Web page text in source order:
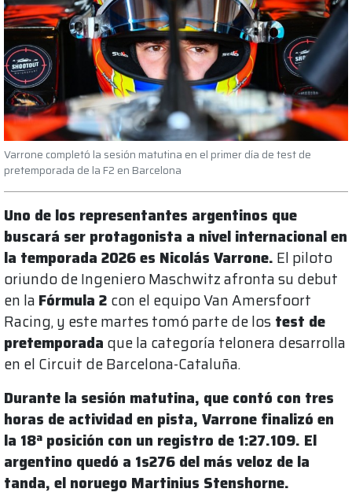
Varrone completó la sesión matutina en el primer día de test de
pretemporada de la F2 en Barcelona
Uno de los representantes argentinos que
buscará ser protagonista a nivel internacional en
la temporada 2026 es Nicolás Varrone. El piloto
oriundo de Ingeniero Maschwitz afronta su debut
en la Fórmula 2 con el equipo Van Amersfoort
Racing, y este martes tomó parte de los test de
pretemporada que la categoría telonera desarrolla
en el Circuit de Barcelona-Cataluña.
Durante la sesión matutina, que contó con tres
horas de actividad en pista, Varrone finalizó en
la 18ª posición con un registro de 1:27.109. El
argentino quedó a 1s276 del más veloz de la
tanda, el noruego Martinius Stenshorne.